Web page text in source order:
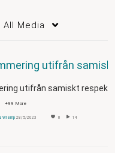
All Media
+99 More
Wremp 28/5/2023 0 14